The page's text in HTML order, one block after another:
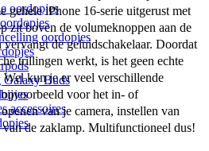
oordopjes
oordopjes
Galaxy Buds
accessoires
gehele iPhone 16-serie uitgerust met
zit boven de volumeknoppen aan de
de geluidschakelaar. Doordat
trillingen werkt, is het geen echte
kun je er veel verschillende
voor het in- of
van je camera, instellen van
de zaklamp. Multifunctioneel dus!